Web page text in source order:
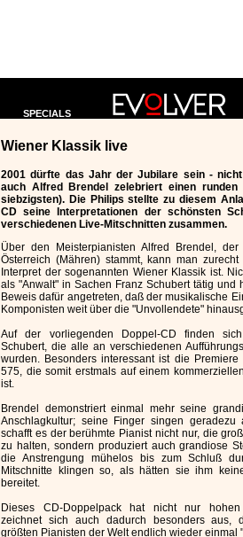
SPECIALS
Wiener Klassik live
2001 dürfte das Jahr der Jubilare sein -
auch Alfred Brendel zelebriert einen runden
siebzigsten). Die Philips stellte zu diesem
CD seine Interpretationen der schönsten
verschiedenen Live-Mitschnitten zusammen.
Über den Meisterpianisten Alfred Brendel,
Österreich (Mähren) stammt, kann man
Interpret der sogenannten Wiener Klassik ist.
als "Anwalt" in Sachen Franz Schubert tätig und
Beweis dafür angetreten, daß der musikalische
Komponisten weit über die "Unvollendete"
Auf der vorliegenden Doppel-CD finden
Schubert, die alle an verschiedenen
wurden. Besonders interessant ist die
575, die somit erstmals auf einem
ist.
Brendel demonstriert einmal mehr seine
Anschlagkultur; seine Finger singen geradezu
schafft es der berühmte Pianist nicht nur, die
zu halten, sondern produziert auch grandiose
die Anstrengung mühelos bis zum Schluß
Mitschnitte klingen so, als hätten sie ihm
bereitet.
Dieses CD-Doppelpack hat nicht nur
zeichnet sich auch dadurch besonders aus,
größten Pianisten der Welt endlich wieder einmal